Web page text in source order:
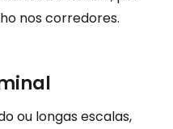
nos corredores.
ou longas escalas,